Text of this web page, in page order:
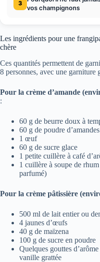
3
vos champignons
Les ingrédients pour une
chère
Ces quantités permettent de
8 personnes, avec une garniture
Pour la crème d’amande
:
60 g de beurre doux à
60 g de poudre d’amandes
1 œuf
60 g de sucre glace
1 petite cuillère à café
1 cuillère à soupe de
parfumé)
Pour la crème pâtissière
500 ml de lait entier ou
4 jaunes d’œufs
40 g de maïzena
100 g de sucre en poudre
Quelques gouttes
vanille grattée